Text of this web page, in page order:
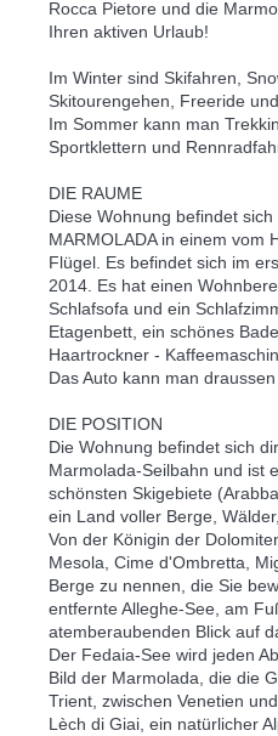
Rocca Pietore und die
Ihren aktiven Urlaub!
Im Winter sind Skifahren,
Skitourengehen, Freeride
Im Sommer kann man
Sportklettern und
DIE RAUME
Diese Wohnung befindet
MARMOLADA in einem vom
Flügel. Es befindet sich im
2014. Es hat einen
Schlafsofa und ein
Etagenbett, ein schönes
Haartrockner -
Das Auto kann man
DIE POSITION
Die Wohnung befindet sich
Marmolada-Seilbahn und ist
schönsten Skigebiete
ein Land voller Berge,
Von der Königin der
Mesola, Cime d'Ombretta,
Berge zu nennen, die Sie
entfernte Alleghe-See, am
atemberaubenden Blick auf
Der Fedaia-See wird jeden
Bild der Marmolada, die die
Trient, zwischen Venetien
Lèch di Giai, ein natürlicher